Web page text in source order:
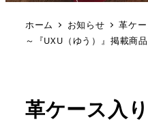
ホーム お知らせ
革ケ
～『UXU（ゆう）』掲載商
革ケース入